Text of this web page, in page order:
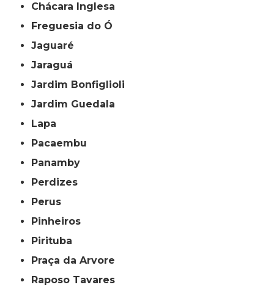
Chácara Inglesa
Freguesia do Ó
Jaguaré
Jaraguá
Jardim Bonfiglioli
Jardim Guedala
Lapa
Pacaembu
Panamby
Perdizes
Perus
Pinheiros
Pirituba
Praça da Arvore
Raposo Tavares